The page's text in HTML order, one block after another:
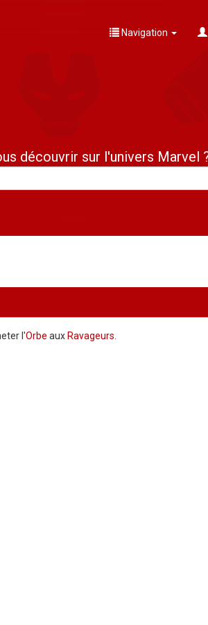
Navigation
découvrir sur l'univers Marvel
l'Orbe aux Ravageurs.